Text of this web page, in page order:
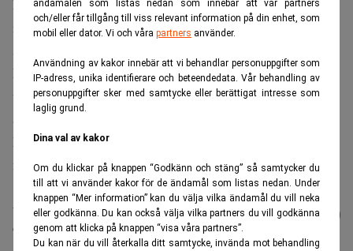
ändamålen som listas nedan som innebär att vår partners
och/eller får tillgång till viss relevant information på din enhet, som
mobil eller dator. Vi och våra partners använder.
Användning av kakor innebär att vi behandlar personuppgifter som
IP-adress, unika identifierare och beteendedata. Vår behandling av
personuppgifter sker med samtycke eller berättigat intresse som
laglig grund.
Dina val av kakor
Om du klickar på knappen “Godkänn och stäng” så samtycker du
till att vi använder kakor för de ändamål som listas nedan. Under
knappen “Mer information” kan du välja vilka ändamål du vill neka
eller godkänna. Du kan också välja vilka partners du vill godkänna
genom att klicka på knappen “visa våra partners”.
Du kan när du vill återkalla ditt samtycke, invända mot behandling
konsekvenser… Så fort du får en rekommendation som
inte speglar den verkliga bilden tappar du förtroendet”,
Framtidens jurist kommer sannolikt att vara lika mycket
teknolog som juridisk expert – och för den som inte
anpassar sig kan domen bli hård.
Läs även:Fjällstuga och kryptiska samtal – Nasdaq-
mannen åtalas för insiderhandel. Realtid
Läs mer från Realtid - vårt nyhetsbrev
är kostnadsfritt:
Prenumerera